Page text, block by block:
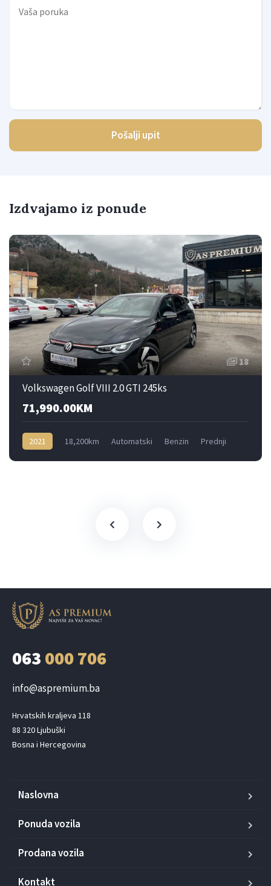
Pošalji upit
Izdvajamo iz ponude
18
Volkswagen Golf VIII 2.0 GTI 245ks
71,990.00KM
2021 18,200km Automatski Benzin Prednji
063 000 706
info@aspremium.ba
Hrvatskih kraljeva 118
88 320 Ljubuški
Bosna i Hercegovina
Naslovna
Ponuda vozila
Prodana vozila
Kontakt